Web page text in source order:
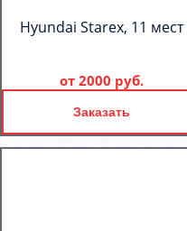
Hyundai Starex, 11 мест
от 2000 руб.
Заказать